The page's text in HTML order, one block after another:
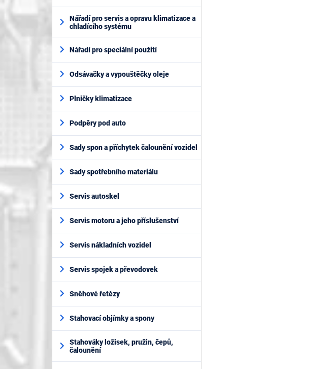
Nářadí pro servis a opravu klimatizace a
chladícího systému
Nářadí pro speciální použití
Odsávačky a vypouštěčky oleje
Plničky klimatizace
Podpěry pod auto
Sady spon a příchytek čalounění vozidel
Sady spotřebního materiálu
Servis autoskel
Servis motoru a jeho příslušenství
Servis nákladních vozidel
Servis spojek a převodovek
Sněhové řetězy
Stahovací objímky a spony
Stahováky ložisek, pružin, čepů,
čalounění